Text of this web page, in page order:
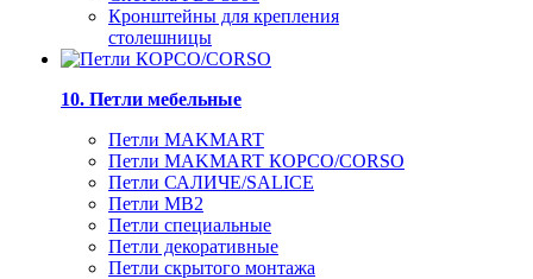
Кронштейны для крепления
столешницы
10. Петли мебельные
Петли MAKMART
Петли MAKMART КОРСО/CORSO
Петли САЛИЧЕ/SALICE
Петли MB2
Петли специальные
Петли декоративные
Петли скрытого монтажа